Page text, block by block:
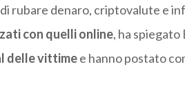
rubare denaro, criptovalute e
con quelli online, ha
delle vittimee hanno postato